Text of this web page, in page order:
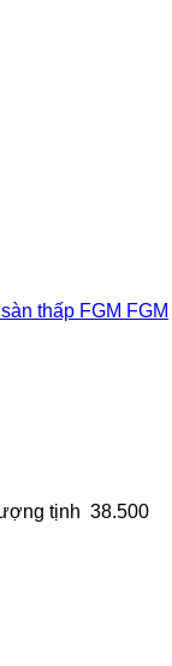
thấp FGM FGM
tịnh 38.500